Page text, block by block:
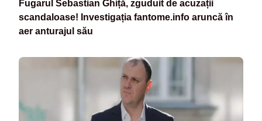
Fugarul Sebastian Ghiță, zguduit de acuzații
scandaloase! Investigația fantome.info aruncă în
aer anturajul său